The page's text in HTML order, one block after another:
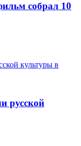
собрал 10
русской